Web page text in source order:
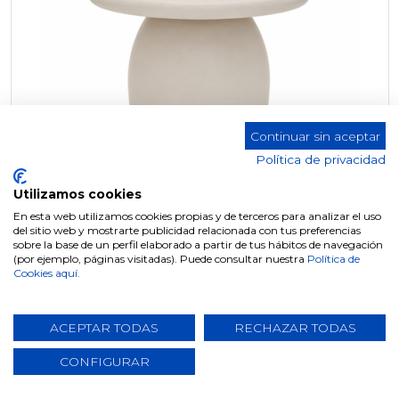
MESA CENTRO CT-300
Continuar sin aceptar
Política de privacidad
Utilizamos cookies
En esta web utilizamos cookies propias y de terceros para analizar el uso
del sitio web y mostrarte publicidad relacionada con tus preferencias
sobre la base de un perfil elaborado a partir de tus hábitos de navegación
(por ejemplo, páginas visitadas). Puede consultar nuestra Política de
Cookies aquí.
ACEPTAR TODAS RECHAZAR TODAS
CONFIGURAR